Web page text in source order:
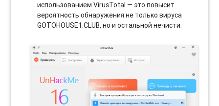
использованием VirusTotal — это повысит
вероятность обнаружения не только вируса
GOTOHOUSE1.CLUB, но и остальной нечисти.